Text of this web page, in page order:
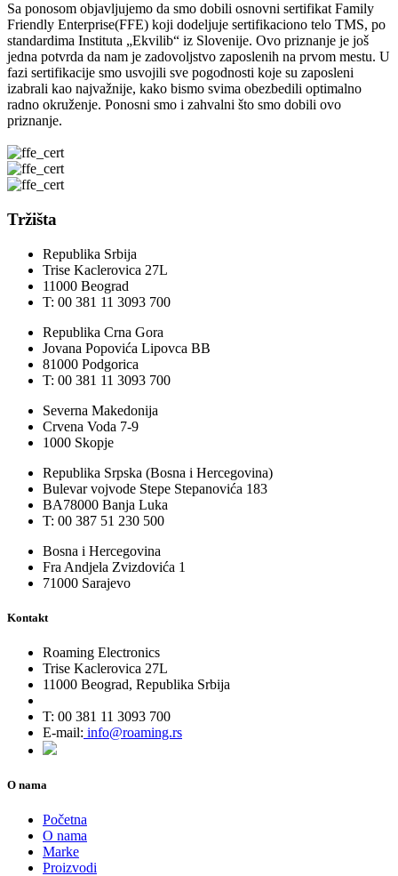
Sa ponosom objavljujemo da smo dobili osnovni sertifikat Family
Friendly Enterprise(FFE) koji dodeljuje sertifikaciono telo TMS, po
standardima Instituta „Ekvilib“ iz Slovenije. Ovo priznanje je još
jedna potvrda da nam je zadovoljstvo zaposlenih na prvom mestu. U
fazi sertifikacije smo usvojili sve pogodnosti koje su zaposleni
izabrali kao najvažnije, kako bismo svima obezbedili optimalno
radno okruženje. Ponosni smo i zahvalni što smo dobili ovo
priznanje.
Tržišta
Republika Srbija
Trise Kaclerovica 27L
11000 Beograd
T: 00 381 11 3093 700
Republika Crna Gora
Jovana Popovića Lipovca BB
81000 Podgorica
T: 00 381 11 3093 700
Severna Makedonija
Crvena Voda 7-9
1000 Skopje
Republika Srpska (Bosna i Hercegovina)
Bulevar vojvode Stepe Stepanovića 183
BA78000 Banja Luka
T: 00 387 51 230 500
Bosna i Hercegovina
Fra Andjela Zvizdovića 1
71000 Sarajevo
Kontakt
Roaming Electronics
Trise Kaclerovica 27L
11000 Beograd, Republika Srbija
T: 00 381 11 3093 700
E-mail: info@roaming.rs
O nama
Početna
O nama
Marke
Proizvodi